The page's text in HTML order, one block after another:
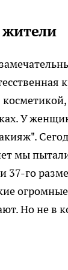
У
мы
37-го
Но не в